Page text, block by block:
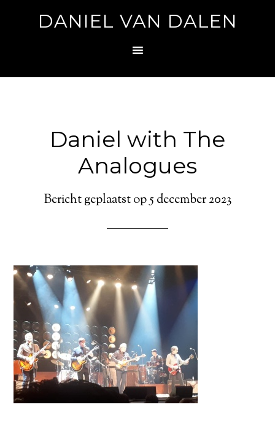
DANIEL VAN DALEN
Daniel with The
Analogues
Bericht geplaatst op5 december 2023